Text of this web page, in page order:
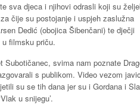
sva djeca i njihovi odrasli koji su
čije su postojanje i uspjeh zaslužna
Dedić (obojica Šibenčani) te dječji
u filmsku priču.
svima nam poznate
s publikom. Video vezom
su se tih dana jer su i Gordana i
u snijegu’.